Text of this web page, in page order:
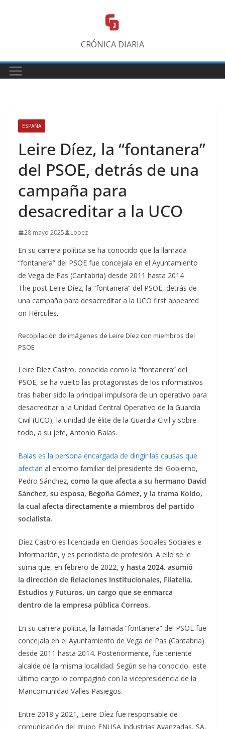
CRÓNICA DIARIA
ESPAÑA
Leire Díez, la “fontanera”
del PSOE, detrás de una
campaña para
desacreditar a la UCO
28 mayo 2025 Lopez
En su carrera política se ha conocido que la llamada
“fontanera” del PSOE fue concejala en el Ayuntamiento
de Vega de Pas (Cantabria) desde 2011 hasta 2014
The post Leire Díez, la “fontanera” del PSOE, detrás de
una campaña para desacreditar a la UCO first appeared
on Hércules.
Recopilación de imágenes de Leire Díez con miembros del
PSOE
Leire Díez Castro, conocida como la “fontanera” del
PSOE, se ha vuelto las protagonistas de los informativos
tras haber sido la principal impulsora de un operativo para
desacreditar a la Unidad Central Operativo de la Guardia
Civil (UCO), la unidad de élite de la Guardia Civil y sobre
todo, a su jefe, Antonio Balas.
Balas es la persona encargada de dirigir las causas que
afectan al entorno familiar del presidente del Gobierno,
Pedro Sánchez, como la que afecta a su hermano David
Sánchez, su esposa, Begoña Gómez, y la trama Koldo,
la cual afecta directamente a miembros del partido
socialista.
Díez Castro es licenciada en Ciencias Sociales Sociales e
Información, y es periodista de profesión. A ello se le
suma que, en febrero de 2022, y hasta 2024, asumió
la dirección de Relaciones Institucionales, Filatelia,
Estudios y Futuros, un cargo que se enmarca
dentro de la empresa pública Correos.
En su carrera política, la llamada “fontanera” del PSOE fue
concejala en el Ayuntamiento de Vega de Pas (Cantabria)
desde 2011 hasta 2014. Posteriormente, fue teniente
alcalde de la misma localidad. Según se ha conocido, este
último cargo lo compaginó con la vicepresidencia de la
Mancomunidad Valles Pasiegos.
Entre 2018 y 2021, Leire Díez fue responsable de
comunicación del grupo ENUSA Industrias Avanzadas, SA,